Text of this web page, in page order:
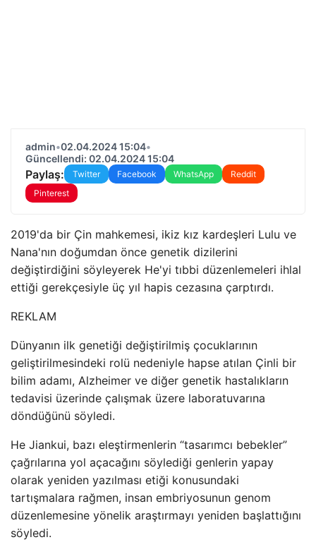
admin•02.04.2024 15:04•
Güncellendi: 02.04.2024 15:04
Paylaş: Twitter Facebook WhatsApp
Reddit
Pinterest
2019'da bir Çin mahkemesi, ikiz kız kardeşleri Lulu ve
Nana'nın doğumdan önce genetik dizilerini
değiştirdiğini söyleyerek He'yi tıbbi düzenlemeleri ihlal
ettiği gerekçesiyle üç yıl hapis cezasına çarptırdı.
REKLAM
Dünyanın ilk genetiği değiştirilmiş çocuklarının
geliştirilmesindeki rolü nedeniyle hapse atılan Çinli bir
bilim adamı, Alzheimer ve diğer genetik hastalıkların
tedavisi üzerinde çalışmak üzere laboratuvarına
döndüğünü söyledi.
He Jiankui, bazı eleştirmenlerin “tasarımcı bebekler”
çağrılarına yol açacağını söylediği genlerin yapay
olarak yeniden yazılması etiği konusundaki
tartışmalara rağmen, insan embriyosunun genom
düzenlemesine yönelik araştırmayı yeniden başlattığını
söyledi.